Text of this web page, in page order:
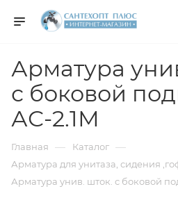
Арматура
с боковой
АС-2.1М
Главная — Каталог —
Арматура для унитаза, сидения
Арматура унив. шток. с боковой